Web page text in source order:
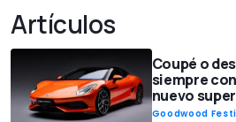
Artículos
Coupé o
siempre con
nuevo
Goodwood